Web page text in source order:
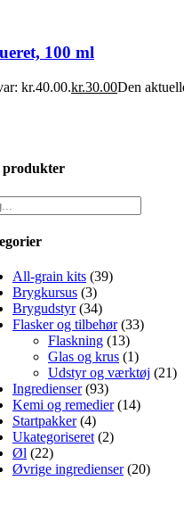
100 ml
kr.40.00.kr.30.00Den
produkter
All-grain kits (39)
Brygkursus (3)
Brygudstyr (34)
Flasker og tilbehør (33)
Flaskning (13)
Glas og krus (1)
Udstyr og værktøj (21)
Ingredienser (93)
Kemi og remedier (14)
Startpakker (4)
Ukategoriseret (2)
Øl (22)
Øvrige ingredienser (20)